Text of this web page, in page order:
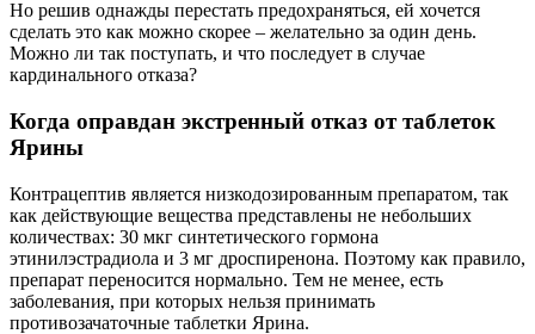
Но решив однажды перестать предохраняться, ей хочется
сделать это как можно скорее – желательно за один день.
Можно ли так поступать, и что последует в случае
кардинального отказа?
Когда оправдан экстренный отказ от таблеток
Ярины
Контрацептив является низкодозированным препаратом, так
как действующие вещества представлены не небольших
количествах: 30 мкг синтетического гормона
этинилэстрадиола и 3 мг дроспиренона. Поэтому как правило,
препарат переносится нормально. Тем не менее, есть
заболевания, при которых нельзя принимать
противозачаточные таблетки Ярина.